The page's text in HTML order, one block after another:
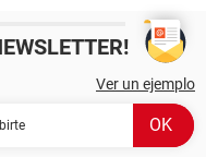
Ver un ejemplo